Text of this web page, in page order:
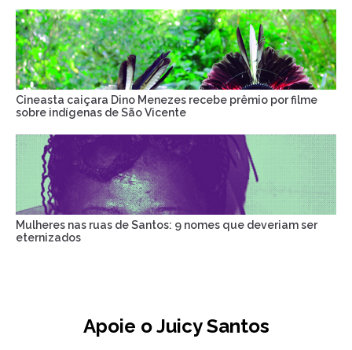
Cineasta caiçara Dino Menezes recebe prêmio por filme
sobre indígenas de São Vicente
Mulheres nas ruas de Santos: 9 nomes que deveriam ser
eternizados
Apoie o Juicy Santos